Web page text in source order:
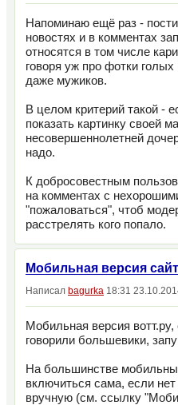
Напоминаю ещё раз -
новостях и в комментах
относятся в том числе
говоря уж про фотки
даже мужиков.
В целом критерий такой -
показать картинку своей
несовершеннолетней
надо.
К добросовестным
на комментах с
"пожаловаться", чтоб
расстрелять кого попало.
Мобильная версия
Написал bagurka 18:31
Мобильная версия вотт.ру,
говорили большевики,
На большинстве
включиться сама, если
вручную (см. ссылку